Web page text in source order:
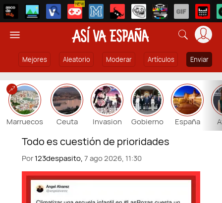
NEW
Mejores Aleatorio Moderar Artículos Enviar
Marruecos Ceuta Invasion Gobierno España
Por123despasito,7 ago 2026, 11:30